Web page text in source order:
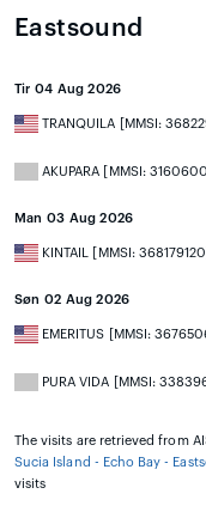
Eastsound
Tir 04 Aug 2026
TRANQUILA [MMSI:
AKUPARA [MMSI:
Man 03 Aug 2026
KINTAIL [MMSI: 368179120]
Søn 02 Aug 2026
EMERITUS [MMSI:
PURA VIDA [MMSI:
The visits are retrieved from
Sucia Island - Echo Bay -
visits